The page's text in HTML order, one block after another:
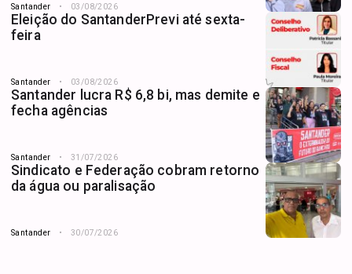
Santander 03/08/2026
Eleição do SantanderPrevi até sexta-
feira
Santander 03/08/2026
Santander lucra R$ 6,8 bi, mas demite e
fecha agências
Santander 31/07/2026
Sindicato e Federação cobram retorno
da água ou paralisação
Santander 30/07/2026